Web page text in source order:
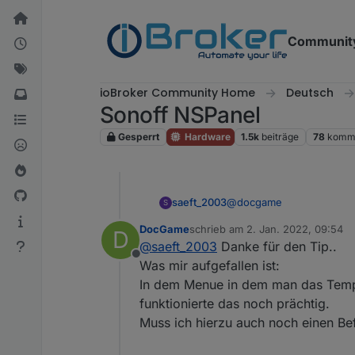
Weiter zum Inhalt
ioBroker Community Home Deutsch
Sonoff NSPanel
Gesperrt Hardware 1.5k beiträge 78
S saeft_2003@docgame
Ja bei mir war das auch
Noch ein Tipp mit
Tagsüber wird es bei mir
D
Offline
DocGameschrieb am 2. Jan. 2022, 09:54
zuletzt editiert von
@saeft_2003 Danke für den Tip..
Was mir aufgefallen ist:
In dem Menue in dem man das
funktionierte das noch prächtig.
Muss ich hierzu auch noch einen